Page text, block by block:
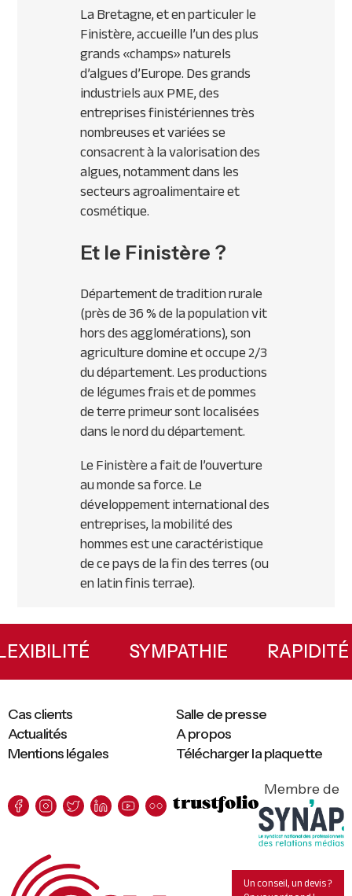
La Bretagne, et en particuler le
Finistère, accueille l’un des plus
grands «champs» naturels
d’algues d’Europe. Des grands
industriels auxPME, des
entreprises finistériennes très
nombreuses et variées se
consacrent à la valorisation des
algues, notamment dans les
secteurs agroalimentaire et
cosmétique.
Et le Finistère ?
Département de tradition rurale
(près de 36 % de la population vit
hors des agglomérations), son
agriculture domine et occupe 2/3
du département. Les productions
de légumes frais et de pommes
de terre primeur sont localisées
dans le nord du département.
Le Finistère a fait de l’ouverture
au monde sa force. Le
développement international des
entreprises, la mobilité des
hommes est une caractéristique
de ce pays de la fin des terres (ou
en latin finis terrae).
Primary
Sidebar
FLEXIBILITÉ SYMPATHIE
Mentions légales Télécharger la plaquette
Cas clients
Salle de presse
Actualités
A propos
Membre de
Un conseil, un devis ?